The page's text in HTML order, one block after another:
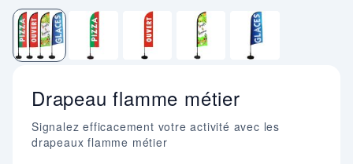
Drapeau flamme métier
Signalez efficacement votre activité avec les
drapeaux flamme métier